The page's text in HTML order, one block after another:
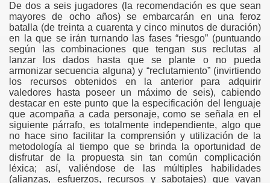
De dos a seis jugadores (la recomendación es que sean
mayores de ocho años) se embarcarán en una feroz
batalla (de treinta a cuarenta y cinco minutos de duración)
en la que se irán turnando las fases “riesgo” (puntuando
según las combinaciones que tengan sus reclutas al
lanzar los dados hasta que se plante o no pueda
armonizar secuencia alguna) y “reclutamiento” (invirtiendo
los recursos obtenidos en la anterior para adquirir
valedores hasta poseer un máximo de seis), cabiendo
destacar en este punto que la especificación del lenguaje
que acompaña a cada personaje, como se señala en el
siguiente párrafo, es totalmente independiente, algo que
no hace sino facilitar la comprensión y utilización de la
metodología al tiempo que se brinda la oportunidad de
disfrutar de la propuesta sin tan común complicación
léxica; así, valiéndose de las múltiples habilidades
(alianzas, esfuerzos, recursos y sabotajes) que vayan